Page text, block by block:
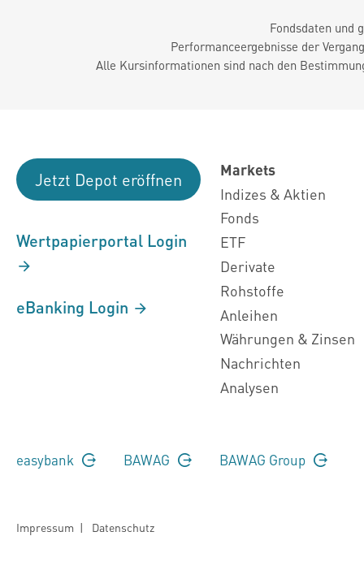
Fondsdaten und
Performanceergebnisse der
Alle Kursinformationen sind nach den
Jetzt Depot eröffnen
Wertpapierportal Login
eBanking Login
Markets
Indizes & Aktien
Fonds
ETF
Derivate
Rohstoffe
Anleihen
Währungen & Zinsen
Nachrichten
Analysen
easybank BAWAG BAWAG Group
Impressum | Datenschutz